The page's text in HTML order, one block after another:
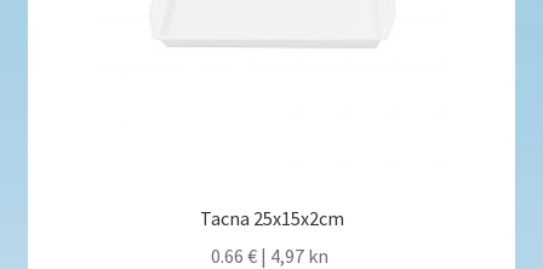
Tacna 25x15x2cm
0.66 € | 4,97 kn